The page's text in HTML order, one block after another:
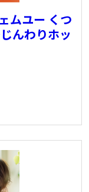
ムユー くつ
んわりホッ